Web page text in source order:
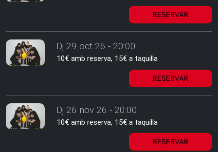
RESERVAR
Dj 29 oct 26 - 20:00
10€ amb reserva, 15€ a taquilla
RESERVAR
Dj 26 nov 26 - 20:00
10€ amb reserva, 15€ a taquilla
RESERVAR